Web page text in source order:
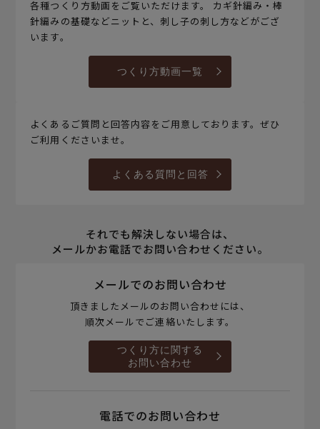
各種つくり方動画をご覧いただけます。 カギ針編み・棒
針編みの基礎などニットと、刺し子の刺し方などがござ
います。
つくり方動画一覧
よくあるご質問と回答内容をご用意しております。ぜひ
ご利用くださいませ。
よくある質問と回答
それでも解決しない場合は、
メールかお電話でお問い合わせください。
メールでのお問い合わせ
頂きましたメールのお問い合わせには、
順次メールでご連絡いたします。
つくり方に関する
お問い合わせ
電話でのお問い合わせ